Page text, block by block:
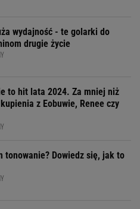
wydajność - te golarki do
drugie życie
to hit lata 2024. Za mniej niż
z Eobuwie, Renee czy
tonowanie? Dowiedz się, jak to